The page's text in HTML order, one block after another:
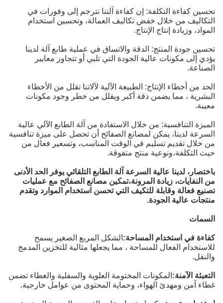
تحسين كفاءة التكلفة: إن كفاءة آلتنا تترجم إلى وفورات في
التكاليف من خلال خفض تكاليف العمالة، وتحسين استخدام
المواد، وزيادة إنتاج الإنتاج.
تحسين جودة المنتج: الدقة والاتساق في عملية طابع آلة لدينا
يؤدي إلى مكونات عالية الجودة التي تلبي أو تتجاوز معايير
الصناعة.
الحد من أخطاء الإنتاج: الطبيعة الآلية لآلاتنا تقلل من الأخطاء
البشرية ، مما يضمن دقة أكبر ويقلل من خطر وجود مكونات
معيبة.
الميزة التنافسية: من خلال الاستفادة من آلة الطابع الآلي عالية
السرعة لدينا، يمكن لمصانع الصفائح أن تحصل على ميزة تنافسية
من خلال تقديم تسليم في الوقت المناسب، وتسعير فعال من
حيث التكلفة،ونوعية منتج متفوقة.
باختصار، لدينا عالية السرعة آلة الطابع التلقائي يوفر الحد الأدنى
من النفايات، زيادة المرونة،تمكين مصانع الصفائح مع عمليات
تصنيع فعالة وقابلة للتكيف التي تحسن استخدام الموارد وتقدم
منتجات عالية الجودة.
السمات
كفاءة في استخدام المساحة:الشكل المربع الصغير يسمح
للاستخدام الفعال للمساحة ، مما يجعلها مثالية للتخزين المدمج
والنقل.
التعبئة الآمنة:المكونات المختومة العلوية والسفلية والغطاء تضمن
غطاء آمن ومهدئ الهواء، وحماية المحتوى من عوامل خارجية.